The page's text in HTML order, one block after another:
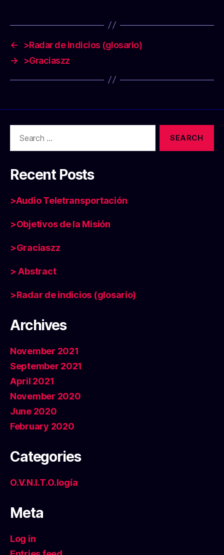
←
>Radar de indicios (glosario)
→
>Graciaszz
Recent Posts
>Audio Teletransportación
>Objetivos de la Misión
>Graciaszz
> Abstract
>Radar de indicios (glosario)
Archives
November 2021
September 2021
April 2021
November 2020
June 2020
February 2020
Categories
O.V.N.I.T.O.logía
Meta
Log in